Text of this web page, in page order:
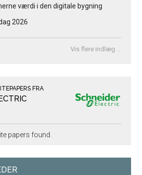
værdi i den digitale bygning
2026
Vis flere indlæg …
FRA
papers found.